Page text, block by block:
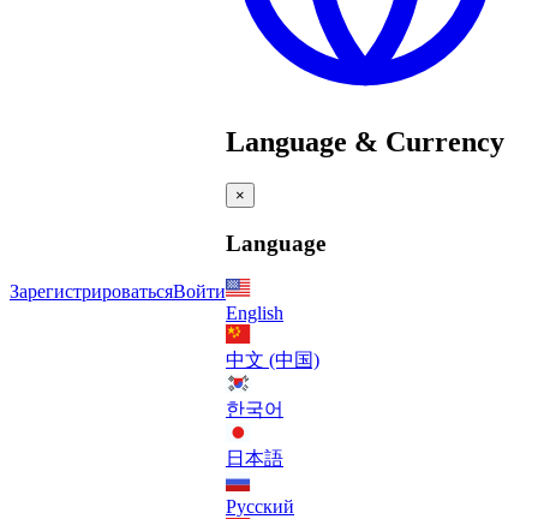
ЗарегистрироватьсяВойти
Language & Currency
×
Language
English
中文 (中国)
한국어
日本語
Русский